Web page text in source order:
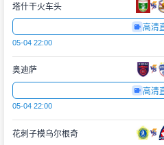
塔什干火车头
高清
05-04 22:00
奥迪萨
高清
05-04 22:00
花刺子模乌尔根奇